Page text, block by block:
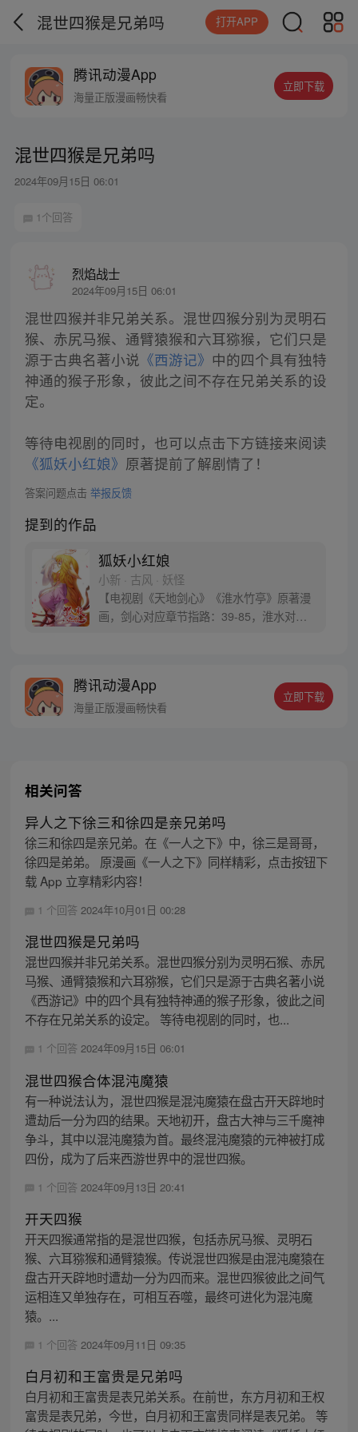
混世四猴是兄弟吗 打开APP
腾讯动漫App
海量正版漫画畅快看
立即下载
混世四猴是兄弟吗
2024年09月15日 06:01
1个回答
烈焰战士
2024年09月15日 06:01
混世四猴并非兄弟关系。混世四猴分别为灵明石
猴、赤尻马猴、通臂猿猴和六耳猕猴，它们只是
源于古典名著小说 《西游记》 中的四个具有独特
神通的猴子形象，彼此之间不存在兄弟关系的设
定。
等待电视剧的同时，也可以点击下方链接来阅读
《狐妖小红娘》 原著提前了解剧情了！
答案问题点击 举报反馈
提到的作品
狐妖小红娘
小新 · 古风 · 妖怪
【电视剧《天地剑心》《淮水竹亭》原著漫
画，剑心对应章节指路：39-85，淮水对应
腾讯动漫App
海量正版漫画畅快看
立即下载
相关问答
异人之下徐三和徐四是亲兄弟吗
徐三和徐四是亲兄弟。在《一人之下》中，徐三是哥哥，
徐四是弟弟。 原漫画《一人之下》同样精彩，点击按钮下
载 App 立享精彩内容！
1 个回答 2024年10月01日 00:28
混世四猴是兄弟吗
混世四猴并非兄弟关系。混世四猴分别为灵明石猴、赤尻
马猴、通臂猿猴和六耳猕猴，它们只是源于古典名著小说
《西游记》中的四个具有独特神通的猴子形象，彼此之间
不存在兄弟关系的设定。 等待电视剧的同时，也...
1 个回答 2024年09月15日 06:01
混世四猴合体混沌魔猿
有一种说法认为，混世四猴是混沌魔猿在盘古开天辟地时
遭劫后一分为四的结果。天地初开，盘古大神与三千魔神
争斗，其中以混沌魔猿为首。最终混沌魔猿的元神被打成
四份，成为了后来西游世界中的混世四猴。
1 个回答 2024年09月13日 20:41
开天四猴
开天四猴通常指的是混世四猴，包括赤尻马猴、灵明石
猴、六耳猕猴和通臂猿猴。传说混世四猴是由混沌魔猿在
盘古开天辟地时遭劫一分为四而来。混世四猴彼此之间气
运相连又单独存在，可相互吞噬，最终可进化为混沌魔
猿。...
1 个回答 2024年09月11日 09:35
白月初和王富贵是兄弟吗
白月初和王富贵是表兄弟关系。在前世，东方月初和王权
富贵是表兄弟，今世，白月初和王富贵同样是表兄弟。 等